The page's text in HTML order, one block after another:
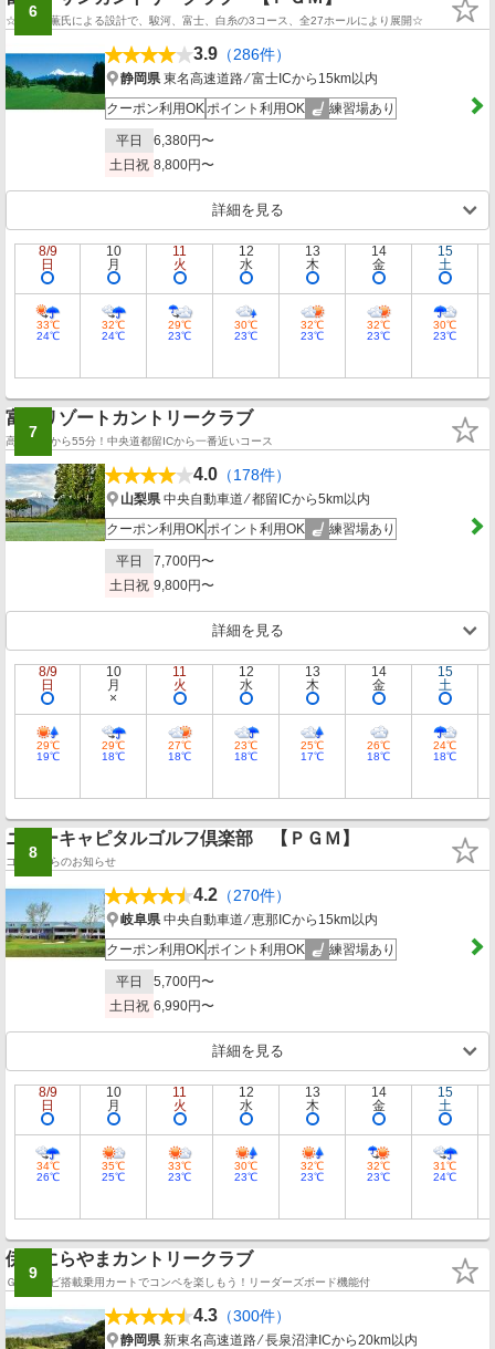
6
☆春日井薫氏による設計で、駿河、富士、白糸の3コース、全27ホールにより展開☆
3.9 （286件）
静岡県東名高速道路 ⁄ 富士ICから15km以内
クーポン利用OKポイント利用OK 練習場あり
平日
6,380円〜
土日祝 8,800円〜
詳細を見る
8/9
日
33℃
24℃
10
月
32℃
24℃
11
火
29℃
23℃
12
水
30℃
23℃
13
木
32℃
23℃
14
金
32℃
23℃
15
土
30℃
23℃
7
富士リゾートカントリークラブ
高井戸ICから55分！中央道都留ICから一番近いコース
4.0 （178件）
山梨県中央自動車道 ⁄ 都留ICから5km以内
クーポン利用OKポイント利用OK 練習場あり
平日
7,700円〜
土日祝 9,800円〜
詳細を見る
8/9
日
29℃
19℃
10
月
29℃
18℃
11
火
27℃
18℃
12
水
23℃
18℃
13
木
25℃
17℃
14
金
26℃
18℃
15
土
24℃
18℃
8
ニューキャピタルゴルフ倶楽部 【ＰＧＭ】
コースからのお知らせ
4.2 （270件）
岐阜県中央自動車道 ⁄ 恵那ICから15km以内
クーポン利用OKポイント利用OK 練習場あり
平日
5,700円〜
土日祝 6,990円〜
詳細を見る
8/9
日
34℃
26℃
10
月
35℃
25℃
11
火
33℃
23℃
12
水
30℃
23℃
13
木
32℃
23℃
14
金
32℃
23℃
15
土
31℃
24℃
9
伊豆にらやまカントリークラブ
ＧＰＳナビ搭載乗用カートでコンペを楽しもう！リーダーズボード機能付
4.3 （300件）
静岡県新東名高速道路 ⁄ 長泉沼津ICから20km以内